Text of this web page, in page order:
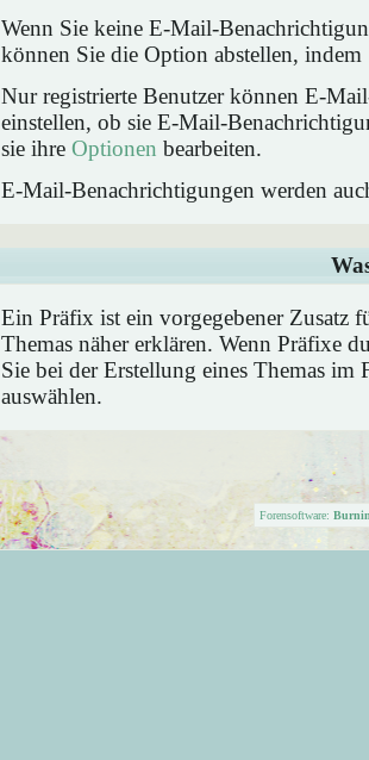
Wenn Sie keine E-Mail-
können Sie die Option abstellen,
Nur registrierte Benutzer können E-
einstellen, ob sie E-Mail-
sie ihre Optionen bearbeiten.
E-Mail-Benachrichtigungen werden
Ein Präfix ist ein vorgegebener Zusatz
Themas näher erklären. Wenn Präfixe
Sie bei der Erstellung eines Themas
auswählen.
Forensoftware: